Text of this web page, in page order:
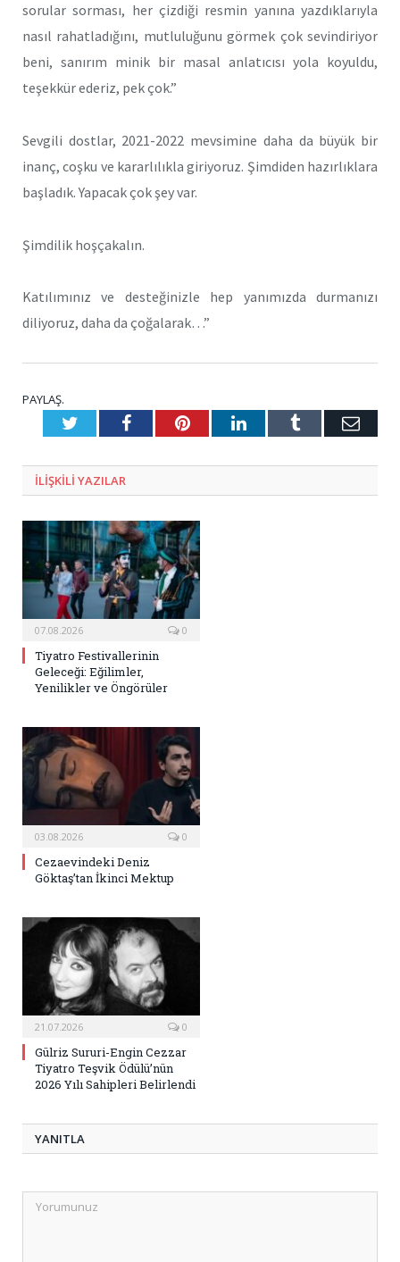
sorular sorması, her çizdiği resmin yanına yazdıklarıyla
nasıl rahatladığını, mutluluğunu görmek çok sevindiriyor
beni, sanırım minik bir masal anlatıcısı yola koyuldu,
teşekkür ederiz, pek çok.”
Sevgili dostlar, 2021-2022 mevsimine daha da büyük bir
inanç, coşku ve kararlılıkla giriyoruz. Şimdiden hazırlıklara
başladık. Yapacak çok şey var.
Şimdilik hoşçakalın.
Katılımınız ve desteğinizle hep yanımızda durmanızı
diliyoruz, daha da çoğalarak…”
PAYLAŞ.
TwitterFacebookPinterestLinkedInTumblr E-
ILIŞKILI YAZILAR
07.08.2026 0
Tiyatro Festivallerinin
Geleceği: Eğilimler,
Yenilikler ve Öngörüler
03.08.2026 0
Cezaevindeki Deniz
Göktaş’tan İkinci Mektup
21.07.2026 0
Gülriz Sururi-Engin Cezzar
Tiyatro Teşvik Ödülü’nün
2026 Yılı Sahipleri Belirlendi
YANITLA